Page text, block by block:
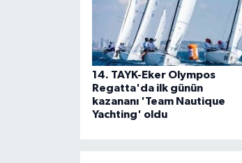
14. TAYK-Eker Olympos
Regatta'da ilk günün
kazananı 'Team Nautique
Yachting' oldu